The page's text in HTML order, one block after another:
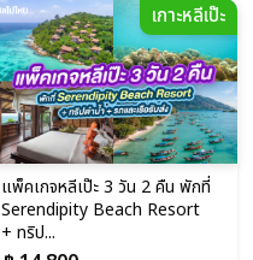
เกาะหลีเป๊ะ
แพ็คเกจหลีเป๊ะ 3 วัน 2 คืน พักที่
Serendipity Beach Resort
+ ทริป...